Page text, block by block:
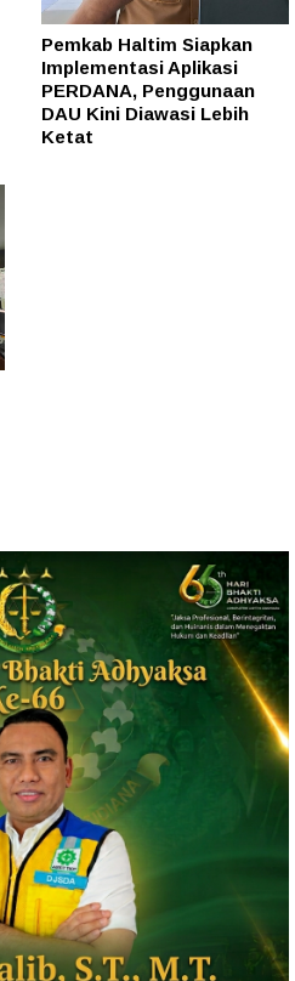
Pemkab Haltim Siapkan
Implementasi Aplikasi
PERDANA, Penggunaan
DAU Kini Diawasi Lebih
Ketat